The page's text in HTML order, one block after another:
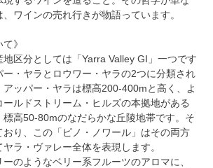
ワインの売れ行きが物語っています。
》
区分としては「Yarra Valley GI」一つです
・ヤラとロウワー・ヤラの2つに分類され
アッパー・ヤラは標高200-400mと高く、よ
ールドストリーム・ヒルズの本拠地がある
標高50-80mのなだらかな丘陵地帯です。そ
り、この「ピノ・ノワール」はその両方
ラ・ヴァレー全体を表現します。
のようなベリー系フルーツのアロマに、